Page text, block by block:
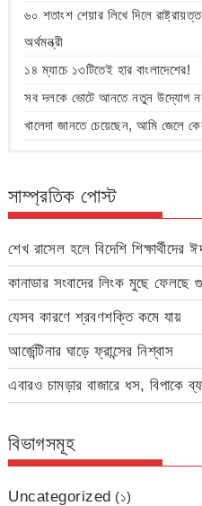
৬০ শতাংশ শেয়ার লিখে দিলে
অর্থমন্ত্রী
১৪ ম্যাচে ১৩টিতেই হার বাংলাদেশের!
সব দলকে ভোটে আনতে নতুন উদ্যোগ
খালেদা জানতে চেয়েছেন, আমি জেলে
সাম্প্রতিক পোস্ট
শেখ রাসেল হলে বিদেশি শিক্ষার্থীদের
কানাডার সংবাদের লিংক মুছে ফেলছে
যেসব কারণে শ্রবণশক্তি কমে যায়
আর্জেন্টিনার ঘাড়ে ফ্রান্সের নিশ্বাস
এবারও চামড়ার বাজারে ধস, বিপাকে
বিভাগসমূহ
Uncategorized (১)